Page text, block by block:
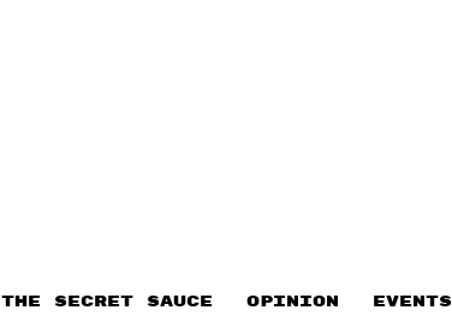
THE SECRET SAUCE​ OPINION EVENTS